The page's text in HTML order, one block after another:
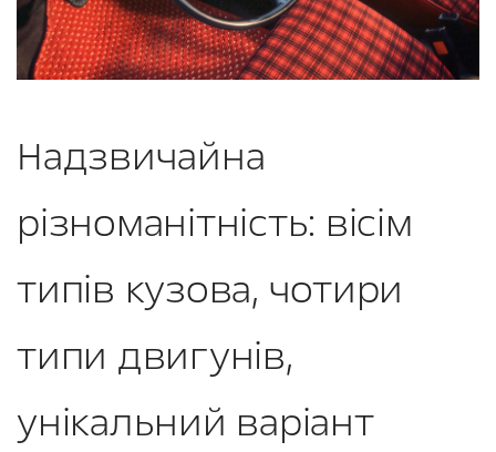
Надзвичайна
різноманітність: вісім
типів кузова, чотири
типи двигунів,
унікальний варіант